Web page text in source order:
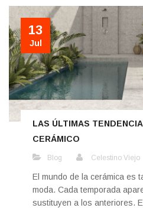
13
Jul
LAS ÚLTIMAS
CERÁMICO
Blog Celestino Viejo
El mundo de la cerámica es
moda. Cada temporada
sustituyen a los anteriores.